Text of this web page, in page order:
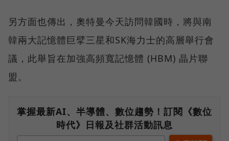
另方面也傳出，奧特曼今天訪問韓國時，將與南
韓兩大記憶體巨擘三星和SK海力士的高層舉行會
議，此舉旨在加強高頻寬記憶體 (HBM) 晶片聯
盟。
掌握最新AI、半導體、數位趨勢！訂閱《數位
時代》日報及社群活動訊息